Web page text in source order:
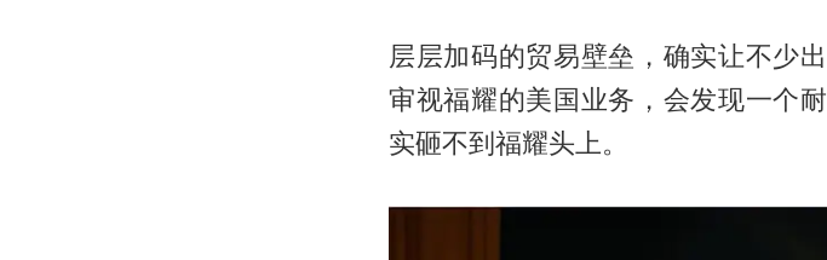
层层加码的贸易壁垒，确实让不少
审视福耀的美国业务，会发现一个
实砸不到福耀头上。